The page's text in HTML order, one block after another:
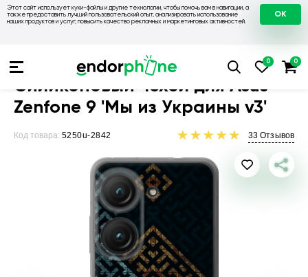
Этот сайт использует куки-файлы и другие технологии, чтобы помочь вам в навигации, а
также предоставить лучший пользовательский опыт, анализировать использование
наших продуктов и услуг, повысить качество рекламных и маркетинговых активностей.
OK
Чехлы на Asus Чехол для Asus
Силиконовый чехол для Asus
Zenfone 9 'Мы из Украины v3'
Код товара: 5250u-2842 33 Отзывов